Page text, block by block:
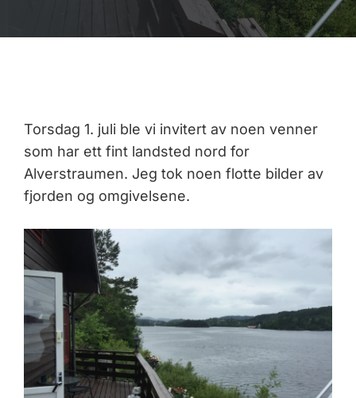
Torsdag 1. juli ble vi invitert av noen venner
som har ett fint landsted nord for
Alverstraumen. Jeg tok noen flotte bilder av
fjorden og omgivelsene.